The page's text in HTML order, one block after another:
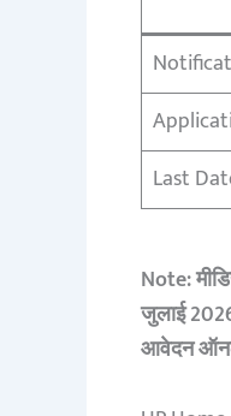
Last
Note:
जुलाई
आवेदन